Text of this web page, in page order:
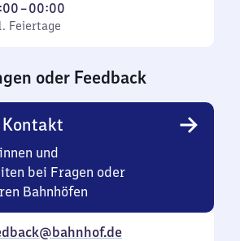
–00:00
Feiertage
oder Feedback
und
bei Fragen oder
Bahnhöfen